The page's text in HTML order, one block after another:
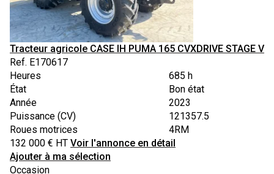
Tracteur agricole CASE IH PUMA 165 CVXDRIVE STAGE V
Ref. E170617
Heures
685 h
État
Bon état
Année
2023
Puissance (CV)
121357.5
Roues motrices
4RM
132 000 € HT Voir l'annonce en détail
Ajouter à ma sélection
Occasion